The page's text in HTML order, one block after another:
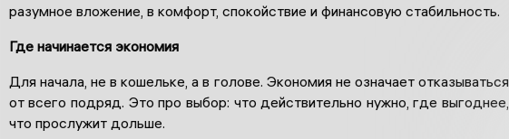
разумное вложение, в комфорт, спокойствие и финансовую стабильность.
Где начинается экономия
Для начала, не в кошельке, а в голове. Экономия не означает отказываться
от всего подряд. Это про выбор: что действительно нужно, где выгоднее,
что прослужит дольше.